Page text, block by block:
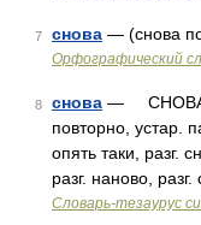
7 снова — (снова
Орфографический
8 снова — СНОВА1,
повторно, устар.
опять таки,
разг. наново,
Словарь-тезаурус